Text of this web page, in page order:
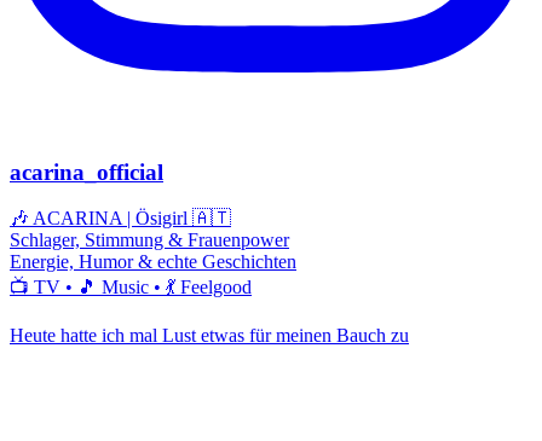
acarina_official
🎶 ACARINA | Ösigirl 🇦🇹
Schlager, Stimmung & Frauenpower
Energie, Humor & echte Geschichten
📺 TV • 🎵 Music • 💃 Feelgood
Heute hatte ich mal Lust etwas für meinen Bauch zu